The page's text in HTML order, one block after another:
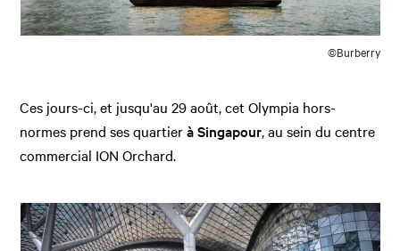
©Burberry
Ces jours-ci, et jusqu'au 29 août, cet Olympia hors-
normes prend ses quartierà Singapour, au sein du centre
commercial ION Orchard.